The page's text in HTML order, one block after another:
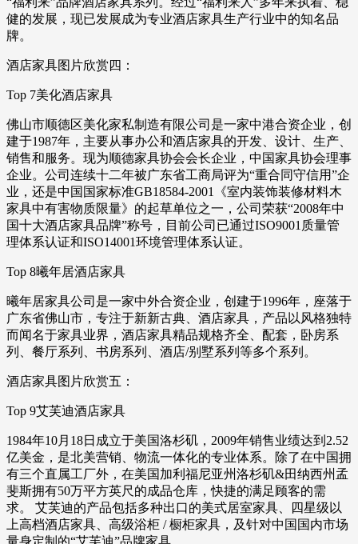
健的发展，现已发展成为专业酒店家具生产行业中的知名品
牌。
酒店家具图片欣赏四：
Top 7美化酒店家具
佛山市顺德区美化家私制造有限公司是一家中港合资企业，创
建于1987年，主要从事办公和酒店家具的开发、设计、生产、
销售和服务。现为顺德家具协会会长企业，中国家具协会理事
企业。公司连续十二年被广东省工商局评为“重合同守信用”企
业，还是中国国家标准GB18584-2001《室内装饰装修材料木
家具中有害物质限量》的起草单位之一，公司荣获“2008年中
国十大酒店家具品牌”称号，目前公司已通过ISO9001质量管
理体系认证和ISO14001环境管理体系认证。
Top 8曦年居酒店家具
曦年居家具公司是一家中外合资企业，创建于1996年，座落于
广东省佛山市，专注于新新古典、酒店家具，产品以风格独特
而闻名于家具业界，酒店家具精品规格齐全、配套，卧房系
列、餐厅系列、书房系列、酒店/别墅系列等多个系列。
酒店家具图片欣赏五：
Top 9艾芙迪酒店家具
1984年10月18日成立于美国洛杉矶，2009年销售业绩达到2.52
亿美金，是北美营销、物流一体化的专业体系。除了在中国拥
有三个直属工厂外，在美国加利福尼亚州洛杉矶&田纳西州孟
斐斯拥有50万平方英尺的成品仓库，快捷的满足顾客的需
求。 艾芙迪的产品包括多种出口的美式居室家具、四星级以
上高档酒店家具、高级浴柜 / 橱柜家具，及针对中国国内市场
量身定制的“艾芙迪”品牌家具。